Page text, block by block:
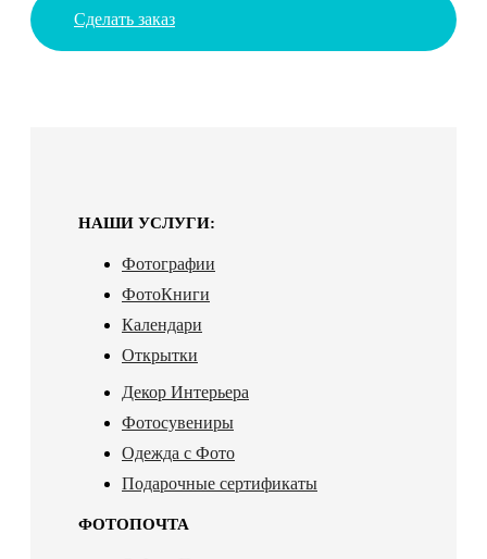
Сделать заказ
НАШИ УСЛУГИ:
Фотографии
ФотоКниги
Календари
Открытки
Декор Интерьера
Фотосувениры
Одежда с Фото
Подарочные сертификаты
ФОТОПОЧТА